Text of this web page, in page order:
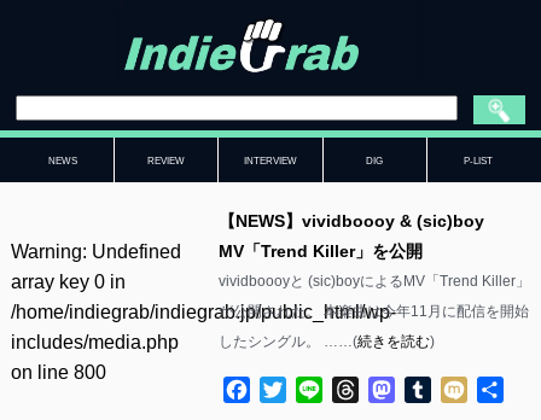
NEWS REVIEW INTERVIEW DIG P-LIST
Warning: Undefined
array key 0 in
/home/indiegrab/indiegrab.jp/public_html/wp-
includes/media.php
on line 800
【NEWS】vividboooy & (sic)boy
MV「Trend Killer」を公開
vividboooyと (sic)boyによるMV「Trend Killer」
が公開された。 本楽曲は今年11月に配信を開始
したシングル。 ……(続きを読む)
Facebook
TwitterLine ThreadsMastodon
Tumblr
Mixi